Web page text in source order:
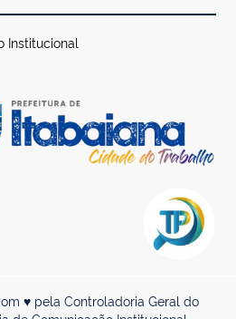
Institucional
♥ pela Controladoria Geral do